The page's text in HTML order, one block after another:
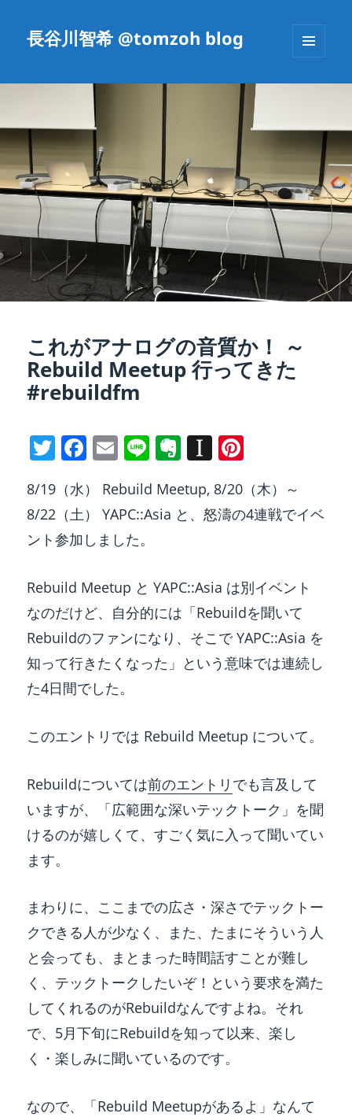
長谷川智希 @tomzoh blog
これがアナログの音質か！ ～
Rebuild Meetup 行ってきた
#rebuildfm
T
itt
er
F
c
e
b
o
o
k
E
ai
l
Li
e
E
er
n
e
In
a
p
p
er
er
e
8/19（水） Rebuild Meetup, 8/20（木）～
8/22（土） YAPC::Asia と、怒濤の4連戦でイベ
ント参加しました。
Rebuild Meetup と YAPC::Asia は別イベント
なのだけど、自分的には「Rebuildを聞いて
Rebuildのファンになり、そこで YAPC::Asia を
知って行きたくなった」という意味では連続し
た4日間でした。
このエントリでは Rebuild Meetup について。
Rebuildについては前のエントリ でも言及して
いますが、「広範囲な深いテックトーク」を聞
けるのが嬉しくて、すごく気に入って聞いてい
ます。
まわりに、ここまでの広さ・深さでテックトー
クできる人が少なく、また、たまにそういう人
と会っても、まとまった時間話すことが難し
く、テックトークしたいぞ！という要求を満た
してくれるのがRebuildなんですよね。それ
で、5月下旬にRebuildを知って以来、楽し
く・楽しみに聞いているのです。
なので、「Rebuild Meetupがあるよ」なんて